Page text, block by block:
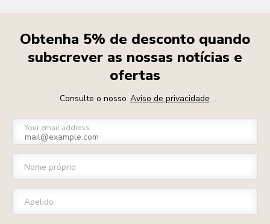
Obtenha 5% de desconto quando
subscrever as nossas notícias e
ofertas
Consulte o nosso Aviso de privacidade
Your email address
Nome próprio
Apelido